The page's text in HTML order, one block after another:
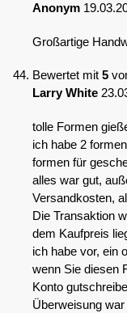
Anonym
Großartige
Bewertet mit 5
Larry White
tolle Formen
ich habe 2
formen für
alles war gut,
Versandkosten,
Die Transaktion
dem Kaufpreis
ich habe vor, ein
wenn Sie diesen
Konto
Überweisung